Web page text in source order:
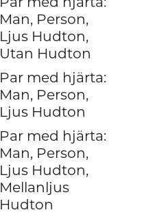
Man, Person,
Ljus Hudton,
Utan Hudton
Par med hjärta:
Man, Person,
Ljus Hudton
Par med hjärta:
Man, Person,
Ljus Hudton,
Mellanljus
Hudton